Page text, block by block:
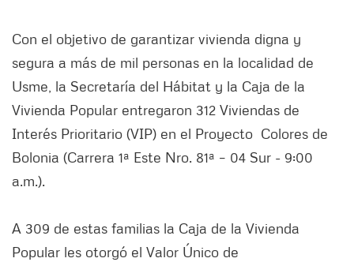
Con el objetivo de garantizar vivienda digna y
segura a más de mil personas en la localidad de
Usme, la Secretaría del Hábitat y la Caja de la
Vivienda Popular entregaron 312 Viviendas de
Interés Prioritario (VIP) en el Proyecto Colores de
Bolonia (Carrera 1ª Este Nro. 81ª – 04 Sur - 9:00
a.m.).
A 309 de estas familias la Caja de la Vivienda
Popular les otorgó el Valor Único de